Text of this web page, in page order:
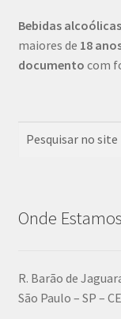
Bebidas alcoólicas
maiores de 18
documento com
Onde Estamos
R. Barão de
São Paulo – SP –